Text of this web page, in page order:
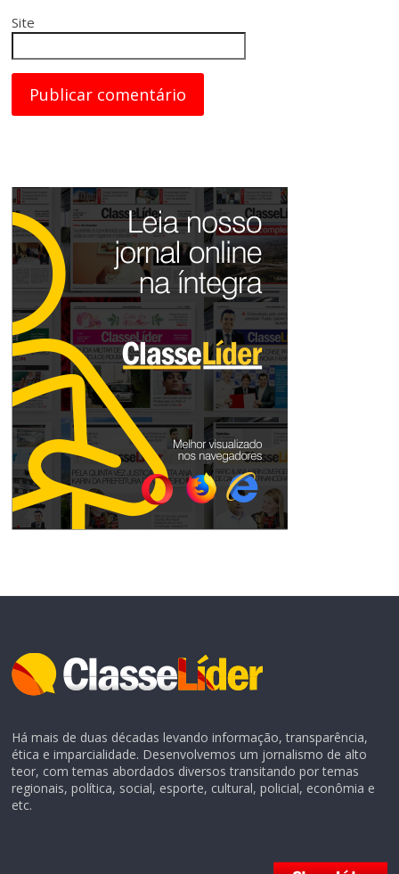
Site
Há mais de duas décadas levando informação, transparência,
ética e imparcialidade. Desenvolvemos um jornalismo de alto
teor, com temas abordados diversos transitando por temas
regionais, política, social, esporte, cultural, policial, econômia e
etc.